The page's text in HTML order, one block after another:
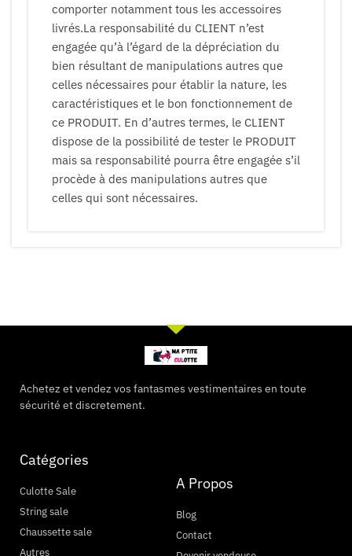
comporter notamment tous les accessoires
livrés.La responsabilité du CLIENT n’est
engagée qu’à l’égard de la dépréciation du
bien résultant de manipulations autres que
celles nécessaires pour établir la nature, les
caractéristiques et le bon fonctionnement de
ce PRODUIT. En d’autres termes, le CLIENT
dispose de la possibilité de tester le PRODUIT
mais sa responsabilité pourra être engagée s’il
procède à des manipulations autres que
celles qui sont nécessaires.
Achetez et vendez vos fantasmes vestimentaires en toute
sécurité et discretement.
Catégories
Culotte Sale
String sale
Chaussette sale
Autres
A Propos
Blog
Contact